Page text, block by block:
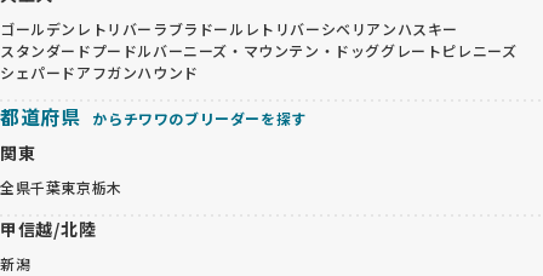
ゴールデンレトリバー ラブラドールレトリバーシベリアンハスキー
スタンダードプードルバーニーズ・マウンテン・ドッググレートピレニーズ
シェパードアフガンハウンド
都道府県 からチワワのブリーダーを探す
関東
全県千葉東京栃木
甲信越/北陸
新潟